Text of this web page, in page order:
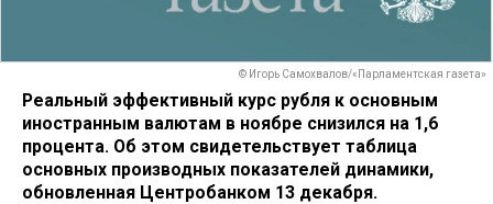
© Игорь Самохвалов/«Парламентская газета»
Реальный эффективный курс рубля к основным
иностранным валютам в ноябре снизился на 1,6
процента. Об этом свидетельствует таблица
основных производных показателей динамики,
обновленная Центробанком 13 декабря.